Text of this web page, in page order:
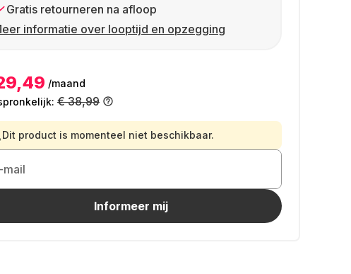
Gratis retourneren na afloop
informatie over looptijd en opzegging
/maand
€ 38,99
Dit product is momenteel niet beschikbaar.
mail
Informeer mij